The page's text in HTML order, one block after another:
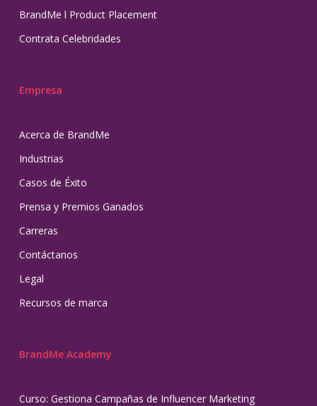
BrandMe l Product Placement
Contrata Celebridades
Empresa
Acerca de BrandMe
Industrias
Casos de Éxito
Prensa y Premios Ganados
Carreras
Contáctanos
Legal
Recursos de marca
BrandMe Academy
Curso: Gestiona Campañas de Influencer Marketing